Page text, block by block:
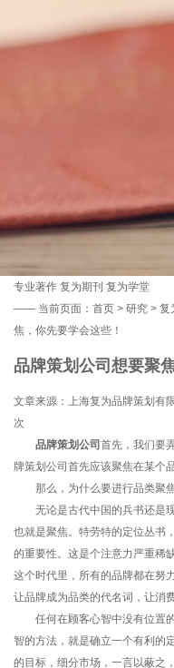
专业著作 复为期刊 复为学堂
—— 当前页面： 首页 > 研究 > 复
焦，你先要学会这些！
品牌策划公司想要聚
文章来源：上海复为品牌策划有
次
品牌策划公司 首先，我们要
牌策划公司首先应该聚焦在某个
那么，为什么要进行品类聚
无论是古代中国的兵书还是现
也就是聚焦。特劳特的定位丛书
的重要性。这是个注意力严重稀
这个时代里，所有的品牌都在努
让品牌成为品类的代名词，让消
任何在顾客心智中没有位置的
智的方法，就是确立一个有利的
的目标，细分市场，一言以蔽之